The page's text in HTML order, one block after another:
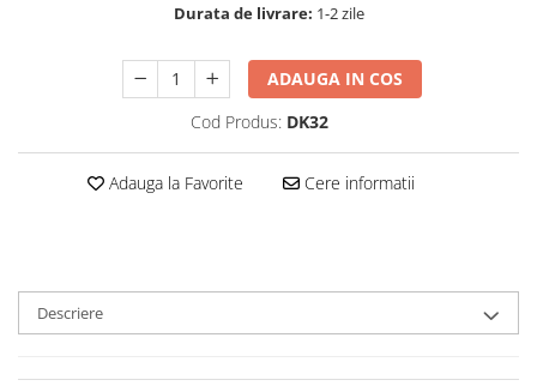
Brățară de gleznă
Brățară
Broșă
Mărgele / talisman
Durata de livrare: 1-2 zile
ADAUGA IN COS
Cod Produs: DK32
Adauga la Favorite Cere informatii
Descriere